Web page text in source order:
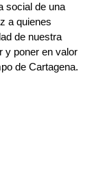
social de una
a quienes
de nuestra
y poner en valor
de Cartagena.